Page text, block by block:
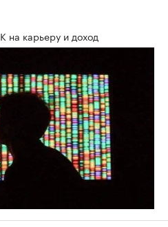
на карьеру и доход